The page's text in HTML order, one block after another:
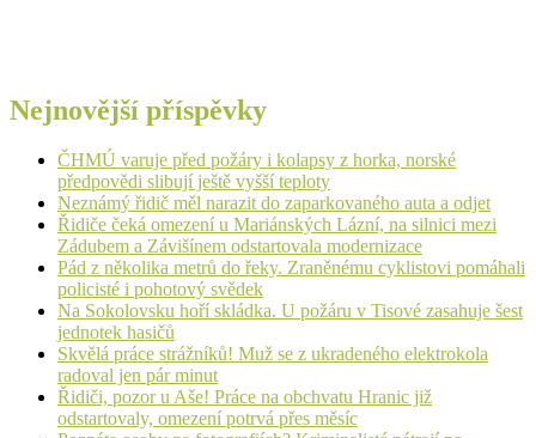
Nejnovější příspěvky
ČHMÚ varuje před požáry i kolapsy z horka, norské
předpovědi slibují ještě vyšší teploty
Neznámý řidič měl narazit do zaparkovaného auta a odjet
Řidiče čeká omezení u Mariánských Lázní, na silnici mezi
Zádubem a Závišínem odstartovala modernizace
Pád z několika metrů do řeky. Zraněnému cyklistovi pomáhali
policisté i pohotový svědek
Na Sokolovsku hoří skládka. U požáru v Tisové zasahuje šest
jednotek hasičů
Skvělá práce strážníků! Muž se z ukradeného elektrokola
radoval jen pár minut
Řidiči, pozor u Aše! Práce na obchvatu Hranic již
odstartovaly, omezení potrvá přes měsíc